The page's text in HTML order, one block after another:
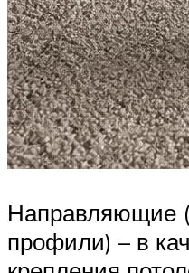
Направляющие
профили) – в